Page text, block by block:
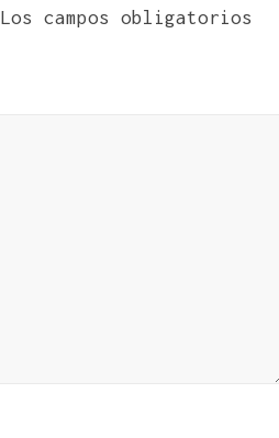
Los campos obligatorios